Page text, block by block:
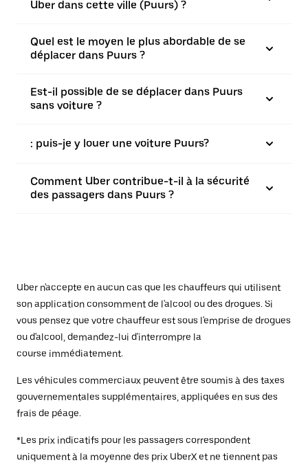
Uber dans cette ville (Puurs) ?
Quel est le moyen le plus abordable de se
déplacer dans Puurs ?
Est-il possible de se déplacer dans Puurs
sans voiture ?
: puis-je y louer une voiture Puurs?
Comment Uber contribue-t-il à la sécurité
des passagers dans Puurs ?
Uber n'accepte en aucun cas que les chauffeurs qui utilisent
son application consomment de l'alcool ou des drogues. Si
vous pensez que votre chauffeur est sous l'emprise de drogues
ou d'alcool, demandez-lui d'interrompre la
course immédiatement.
Les véhicules commerciaux peuvent être soumis à des taxes
gouvernementales supplémentaires, appliquées en sus des
frais de péage.
*Les prix indicatifs pour les passagers correspondent
uniquement à la moyenne des prix UberX et ne tiennent pas